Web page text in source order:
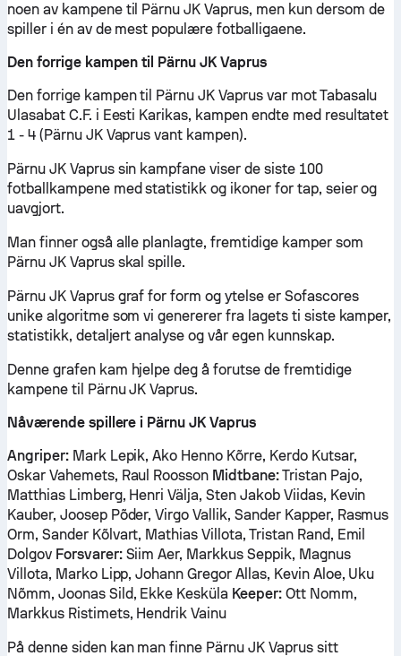
noen av kampene til Pärnu JK Vaprus, men kun dersom de
spiller i én av de mest populære fotballigaene.
Den forrige kampen til Pärnu JK Vaprus
Den forrige kampen til Pärnu JK Vaprus var mot Tabasalu
Ulasabat C.F. i Eesti Karikas, kampen endte med resultatet
1 - 4 (Pärnu JK Vaprus vant kampen).
Pärnu JK Vaprus sin kampfane viser de siste 100
fotballkampene med statistikk og ikoner for tap, seier og
uavgjort.
Man finner også alle planlagte, fremtidige kamper som
Pärnu JK Vaprus skal spille.
Pärnu JK Vaprus graf for form og ytelse er Sofascores
unike algoritme som vi genererer fra lagets ti siste kamper,
statistikk, detaljert analyse og vår egen kunnskap.
Denne grafen kam hjelpe deg å forutse de fremtidige
kampene til Pärnu JK Vaprus.
Nåværende spillere i Pärnu JK Vaprus
Angriper:Mark Lepik, Ako Henno Kõrre, Kerdo Kutsar,
Oskar Vahemets, Raul Roosson Midtbane:Tristan Pajo,
Matthias Limberg, Henri Välja, Sten Jakob Viidas, Kevin
Kauber, Joosep Põder, Virgo Vallik, Sander Kapper, Rasmus
Orm, Sander Kõlvart, Mathias Villota, Tristan Rand, Emil
Dolgov Forsvarer:Siim Aer, Markkus Seppik, Magnus
Villota, Marko Lipp, Johann Gregor Allas, Kevin Aloe, Uku
Nõmm, Joonas Sild, Ekke Kesküla Keeper:Ott Nomm,
Markkus Ristimets, Hendrik Vainu
På denne siden kan man finne Pärnu JK Vaprus sitt